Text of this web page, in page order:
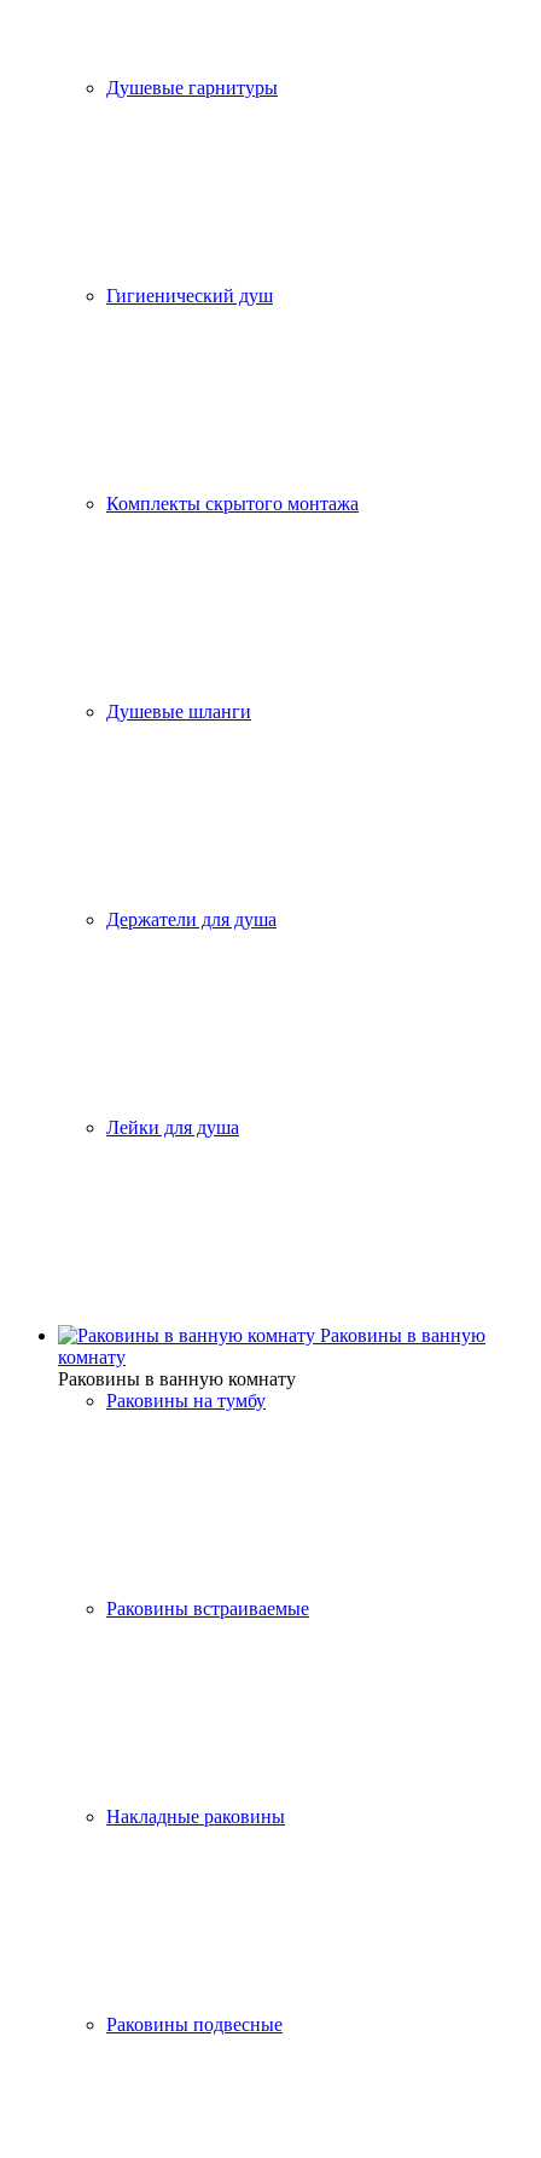
Душевые гарнитуры
Гигиенический душ
Комплекты скрытого монтажа
Душевые шланги
Держатели для душа
Лейки для душа
Раковины в ванную
комнату
Раковины в ванную комнату
Раковины на тумбу
Раковины встраиваемые
Накладные раковины
Раковины подвесные